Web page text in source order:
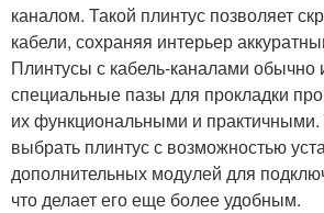
каналом. Такой плинтус позволяет
кабели, сохраняя интерьер
Плинтусы с кабель-каналами обычно
специальные пазы для прокладки
их функциональными и
выбрать плинтус с возможностью
дополнительных модулей для
что делает его еще более удобным.